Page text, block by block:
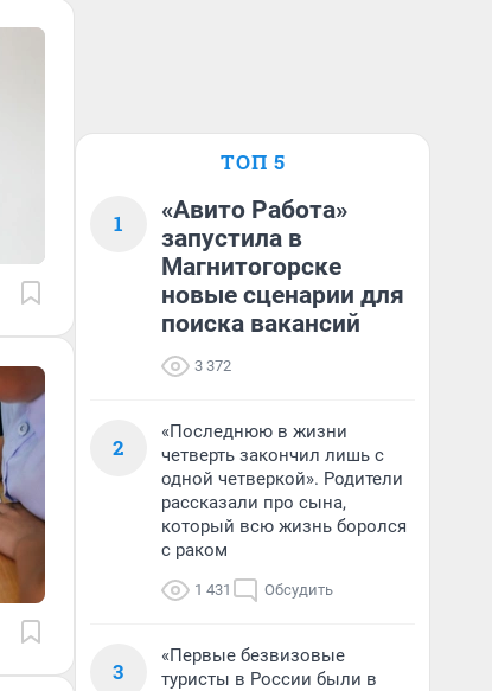
ТОП 5
1
«Авито Работа»
запустила в
Магнитогорске
новые сценарии для
поиска вакансий
3 372
2
«Последнюю в жизни
четверть закончил лишь с
одной четверкой». Родители
рассказали про сына,
который всю жизнь боролся
с раком
1 431 Обсудить
3
«Первые безвизовые
туристы в России были в